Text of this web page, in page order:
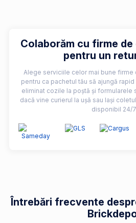
Colaborăm cu firme
pentru un
Alege serviciile celor mai bune firme
pentru ca pachetul tău să ajungă
eliminat cozile la poștă și formularele
dacă vine curierul la ușă sau lași
disponibil 24/
Întrebări frecvente